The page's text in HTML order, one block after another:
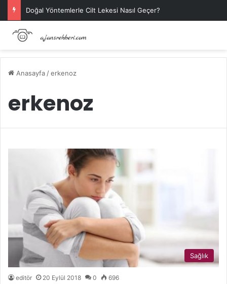
Doğal Yöntemlerle Cilt Lekesi Nasıl Geçer?
Anasayfa /erkenoz
erkenoz
Sağlık
editör 20 Eylül 2018 0 696